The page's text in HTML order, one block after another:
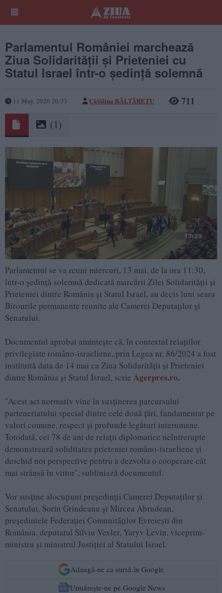
Parlamentul României marchează
Ziua Solidarității și Prieteniei cu
Statul Israel într-o ședință solemnă
11 May, 2026 20:33 Cătălina BĂLTĂREȚU 711
(1)
Parlamentul se va reuni miercuri, 13 mai, de la ora 11:30,
într-o ședință solemnă dedicată marcării Zilei Solidarității și
Prieteniei dintre România și Statul Israel, au decis luni seara
Birourile permanente reunite ale Camerei Deputaților și
Senatului.
Documentul aprobat amintește că, în contextul relațiilor
privilegiate româno-israeliene, prin Legea nr. 86/2024 a fost
instituită data de 14 mai ca Ziua Solidarității și Prieteniei
dintre România și Statul Israel, scrie Agerpres.ro.
''Acest act normativ vine în susținerea parcursului
parteneriatului special dintre cele două țări, fundamentat pe
valori comune, respect și profunde legături interumane.
Totodată, cei 78 de ani de relații diplomatice neîntrerupte
demonstrează soliditatea prieteniei româno-israeliene și
deschid noi perspective pentru a dezvolta o cooperare cât
mai strânsă în viitor'', subliniază documentul.
Vor susține alocuțiuni președinții Camerei Deputaților și
Senatului, Sorin Grindeanu și Mircea Abrudean,
președintele Federației Comunităților Evreiești din
România, deputatul Silviu Vexler, Yaryv Levin, viceprim-
ministru și ministrul Justiției al Statului Israel.
Adaugă-ne ca sursă în Google
Urmărește-ne pe Google News